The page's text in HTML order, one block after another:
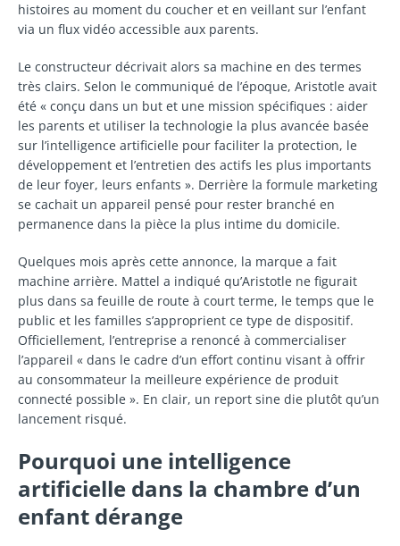
histoires au moment du coucher et en veillant sur l’enfant
via un flux vidéo accessible aux parents.
Le constructeur décrivait alors sa machine en des termes
très clairs. Selon le communiqué de l’époque, Aristotle avait
été « conçu dans un but et une mission spécifiques : aider
les parents et utiliser la technologie la plus avancée basée
sur l’intelligence artificielle pour faciliter la protection, le
développement et l’entretien des actifs les plus importants
de leur foyer, leurs enfants ». Derrière la formule marketing
se cachait un appareil pensé pour rester branché en
permanence dans la pièce la plus intime du domicile.
Quelques mois après cette annonce, la marque a fait
machine arrière. Mattel a indiqué qu’Aristotle ne figurait
plus dans sa feuille de route à court terme, le temps que le
public et les familles s’approprient ce type de dispositif.
Officiellement, l’entreprise a renoncé à commercialiser
l’appareil « dans le cadre d’un effort continu visant à offrir
au consommateur la meilleure expérience de produit
connecté possible ». En clair, un report sine die plutôt qu’un
lancement risqué.
Pourquoi une intelligence
artificielle dans la chambre d’un
enfant dérange